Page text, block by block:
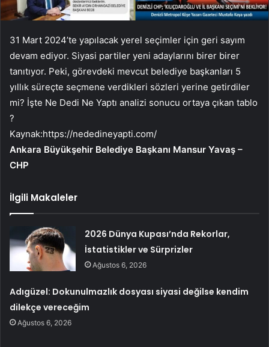
31 Mart 2024’te yapılacak yerel seçimler için geri sayım
devam ediyor. Siyasi partiler yeni adaylarını birer birer
tanıtıyor. Peki, görevdeki mevcut belediye başkanları 5
yıllık süreçte seçmene verdikleri sözleri yerine getirdiler
mi? İşte Ne Dedi Ne Yaptı analizi sonucu ortaya çıkan tablo
?
Kaynak:https://nededineyapti.com/
Ankara Büyükşehir Belediye Başkanı Mansur Yavaş –
CHP
İlgili Makaleler
2026 Dünya Kupası’nda Rekorlar,
İstatistikler ve Sürprizler
Ağustos 6, 2026
Adıgüzel: Dokunulmazlık dosyası siyasi değilse kendim
dilekçe vereceğim
Ağustos 6, 2026